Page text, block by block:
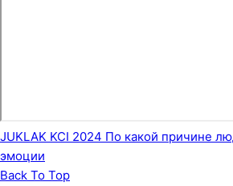
JUKLAK KCI 2024 По какой причине
эмоции
Back To Top